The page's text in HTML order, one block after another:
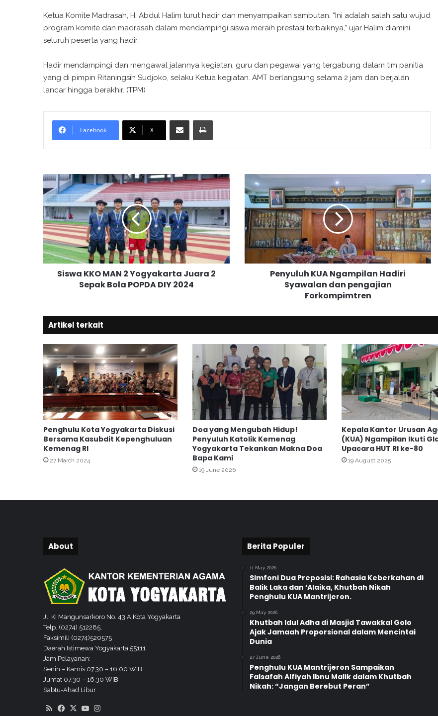
Ketua Komite Madrasah, H. Abdul Halim turut hadir dan menyampaikan sambutan. “Ini adalah salah satu wujud
program komite dan madrasah dalam mendampingi siswa meraih prestasi terbaiknya,” ujar Halim diamini
seluruh peserta yang hadir.
Hadir mendampingi dan mengawal jalannya kegiatan, guru dan pegawai yang tergabung dalam tim panitia
yang di pimpin Ritaningsih Sudjoko, selaku Ketua kegiatan. AMT berlangsung selama 2 jam dan berjalan
lancar hingga berakhir. (TPM)
Facebook X
S
i
s
w
a
K
K
O
M
o
y
a
k
a
t
a
J
u
a
r
a
2
P
D
Y
2
0
2
4
Siswa KKO MAN 2 Yogyakarta Juara 2
Sepak Bola POPDA DIY 2024
e
y
u
l
u
h
K
a
p
i
l
a
n
H
a
d
i
r
i
S
a
Penyuluh KUA Ngampilan Hadiri
Syawalan dan pengajian
Forkompimtren
Artikel terkait
Penghulu Kota Yogyakarta Diskusi
Bersama Kasubdit Kepenghuluan
Kemenag RI
27 March 2024
Doa yang Mengubah Hidup!
Penyuluh Katolik Kemenag
Yogyakarta Tekankan Makna Doa
Bapa Kami
19 June 2026
Kepala Kantor Urusan
(KUA) Ngampilan Ikuti
Upacara HUT RI ke-80
19 August 2025
About
Jl. Ki Mangunsarkoro No. 43 A Kota Yogyakarta
Telp. (0274) 512285,
Faksimili (0274)520575
Daerah Istimewa Yogyakarta 55111
Jam Pelayanan:
Senin – Kamis 07.30 – 16.00 WIB
Jumat 07.30 – 16.30 WIB
Sabtu-Ahad Libur
RSS Facebook
X YouTube
Berita Populer
11 May 2026
Simfoni Dua Preposisi: Rahasia Keberkahan di
Balik Laka dan ‘Alaika, Khutbah Nikah
Penghulu KUA Mantrijeron.
29 May 2026
Khutbah Idul Adha di Masjid Tawakkal Golo
Ajak Jamaah Proporsional dalam Mencintai
Dunia
27 June 2026
Penghulu KUA Mantrijeron Sampaikan
Falsafah Alfiyah Ibnu Malik dalam Khutbah
Nikah: “Jangan Berebut Peran”